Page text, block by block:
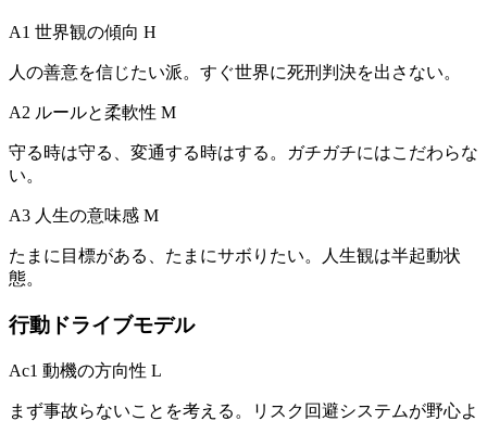
A1 世界観の傾向 H
人の善意を信じたい派。すぐ世界に死刑判決を出さない。
A2 ルールと柔軟性 M
守る時は守る、変通する時はする。ガチガチにはこだわらな
い。
A3 人生の意味感 M
たまに目標がある、たまにサボりたい。人生観は半起動状
態。
行動ドライブモデル
Ac1 動機の方向性 L
まず事故らないことを考える。リスク回避システムが野心よ